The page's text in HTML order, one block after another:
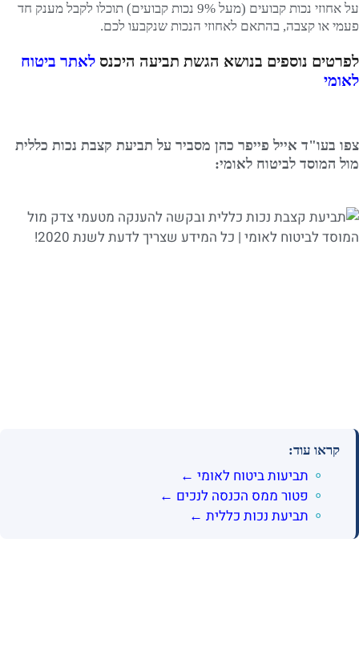
על אחוזי נכות קבועים (מעל 9% נכות קבועים) תוכלו לקבל מענק חד
פעמי או קצבה, בהתאם לאחוזי הנכות שנקבעו לכם.
לפרטים נוספים בנושא הגשת תביעה היכנס לאתר ביטוח
לאומי
צפו בעו"ד אייל פייפר כהן מסביר על תביעת קצבת נכות כללית
מול המוסד לביטוח לאומי:
קראו עוד:
תביעות ביטוח לאומי ←
פטור ממס הכנסה לנכים ←
תביעת נכות כללית ←